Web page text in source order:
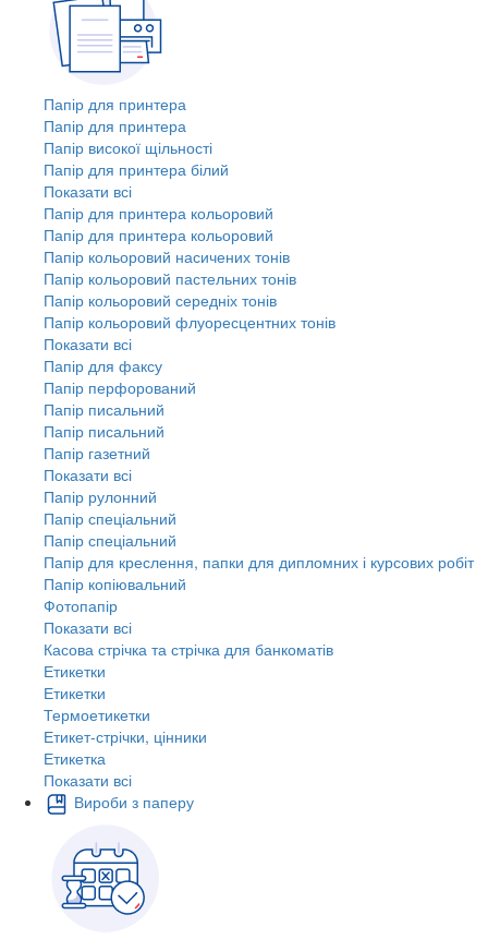
Папір для принтера
Папір для принтера
Папір високої щільності
Папір для принтера білий
Показати всі
Папір для принтера кольоровий
Папір для принтера кольоровий
Папір кольоровий насичених тонів
Папір кольоровий пастельних тонів
Папір кольоровий середніх тонів
Папір кольоровий флуоресцентних тонів
Показати всі
Папір для факсу
Папір перфорований
Папір писальний
Папір писальний
Папір газетний
Показати всі
Папір рулонний
Папір спеціальний
Папір спеціальний
Папір для креслення, папки для дипломних і курсових робіт
Папір копіювальний
Фотопапір
Показати всі
Касова стрічка та стрічка для банкоматів
Етикетки
Етикетки
Термоетикетки
Етикет-стрічки, цінники
Етикетка
Показати всі
Вироби з паперу